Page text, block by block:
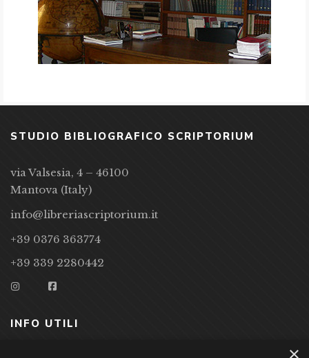
STUDIO BIBLIOGRAFICO SCRIPTORIUM
via Valsesia, 4 – 46100
Mantova (Italy)
info@libreriascriptorium.it
+39 0376 363774
+39 339 2280442
INFO UTILI